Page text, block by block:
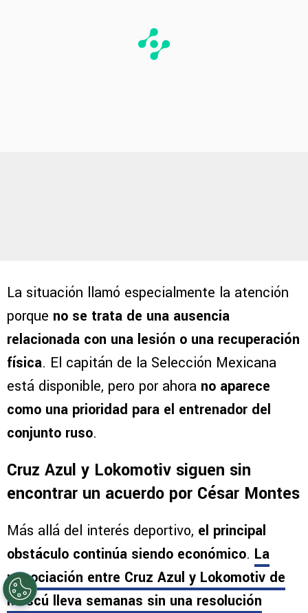
La situación llamó especialmente la atención
porque no se trata de una ausencia
relacionada con una lesión o una recuperación
física. El capitán de la Selección Mexicana
está disponible, pero por ahora no aparece
como una prioridad para el entrenador del
conjunto ruso.
Cruz Azul y Lokomotiv siguen sin
encontrar un acuerdo por César Montes
Más allá del interés deportivo, el principal
obstáculo continúa siendo económico. La
negociación entre Cruz Azul y Lokomotiv de
Moscú lleva semanas sin una resolución